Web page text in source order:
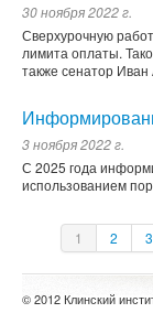
30 ноября 2022 г.
Сверхурочную
лимита оплаты.
также сенатор
3 ноября 2022 г.
С 2025 года
использованием
1 2 3
© 2012 Клинский